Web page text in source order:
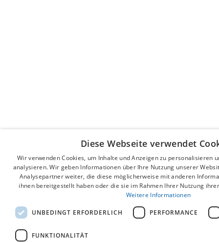
Diese Webseite verwendet
Wir verwenden Cookies, um Inhalte und Anzeigen zu personalisieren
analysieren. Wir geben Informationen über Ihre Nutzung unserer
Analysepartner weiter, die diese möglicherweise mit anderen
ihnen bereitgestellt haben oder die sie im Rahmen Ihrer Nutzung
Weitere Informationen
UNBEDINGT ERFORDERLICH PERFORMANCE
FUNKTIONALITÄT